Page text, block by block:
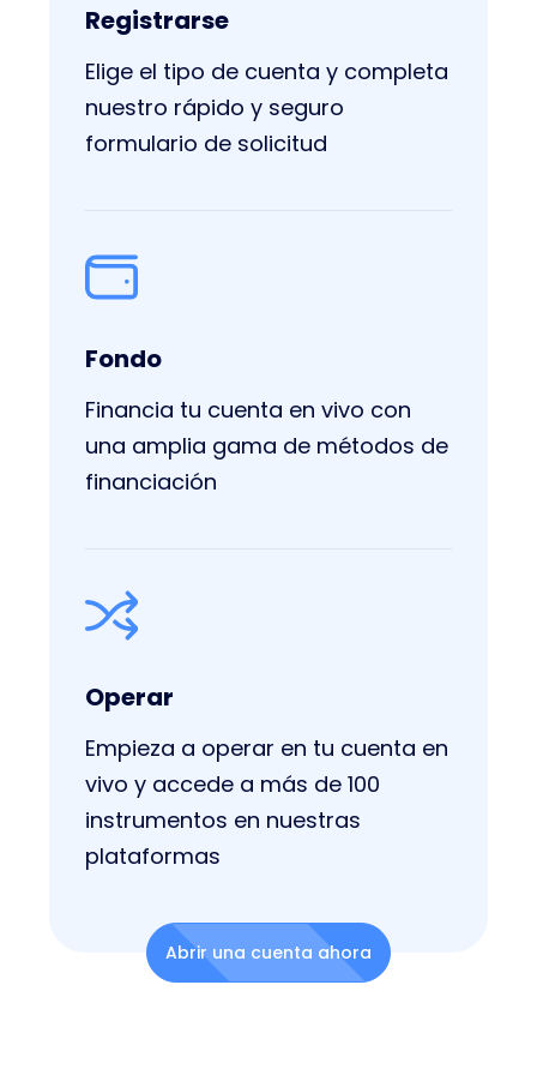
Registrarse
Elige el tipo de cuenta y completa
nuestro rápido y seguro
formulario de solicitud
Fondo
Financia tu cuenta en vivo con
una amplia gama de métodos de
financiación
Operar
Empieza a operar en tu cuenta en
vivo y accede a más de 100
instrumentos en nuestras
plataformas
Abrir una cuenta ahora